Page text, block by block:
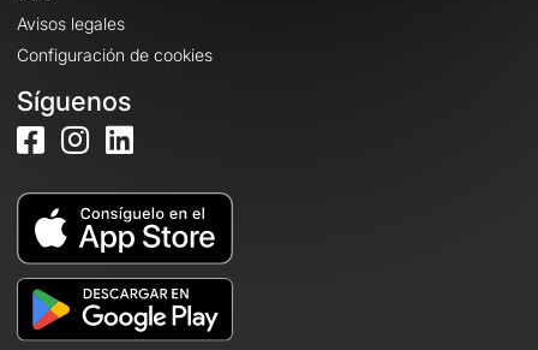
Avisos legales
Configuración de cookies
Síguenos